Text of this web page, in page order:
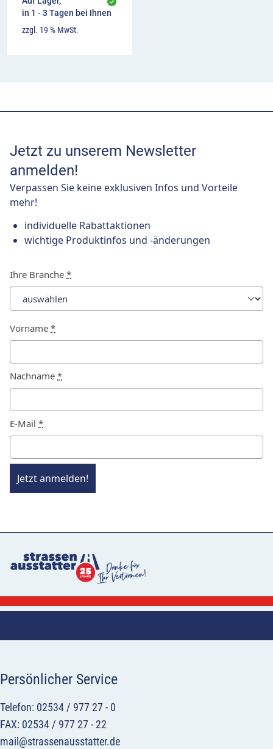
in 1 - 3 Tagen bei Ihnen
zzgl. 19 % MwSt.
Jetzt zu unserem Newsletter
anmelden!
Verpassen Sie keine exklusiven Infos und Vorteile
mehr!
individuelle Rabattaktionen
wichtige Produktinfos und -änderungen
Ihre Branche *
Vorname *
Nachname *
E-Mail *
Jetzt anmelden!
Persönlicher Service
Telefon: 02534 / 977 27 - 0
FAX: 02534 / 977 27 - 22
mail@strassenausstatter.de